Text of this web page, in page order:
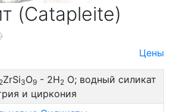
(Catapleite)
Цены
2ZrSi3O9- 2H2O; водный силикат
и циркония